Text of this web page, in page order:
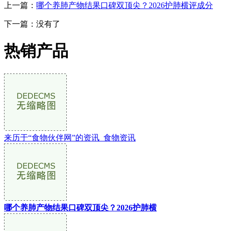
上一篇： 哪个养肺产物结果口碑双顶尖？2026护肺横评成分
下一篇：没有了
热销产品
来历于“食物伙伴网”的资讯_食物资讯
哪个养肺产物结果口碑双顶尖？2026护肺横